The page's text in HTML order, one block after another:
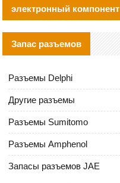
электронный компонент
Запас разъемов
Разъемы Delphi
Другие разъемы
Разъемы Sumitomo
Разъемы Amphenol
Запасы разъемов JAE